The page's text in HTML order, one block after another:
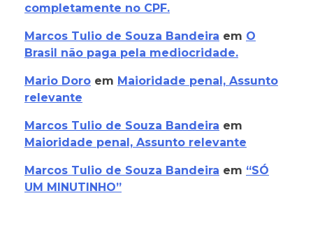
completamente no CPF.
Marcos Tulio de Souza Bandeira em O
Brasil não paga pela mediocridade.
Mario Doro em Maioridade penal, Assunto
relevante
Marcos Tulio de Souza Bandeira em
Maioridade penal, Assunto relevante
Marcos Tulio de Souza Bandeira em “SÓ
UM MINUTINHO”